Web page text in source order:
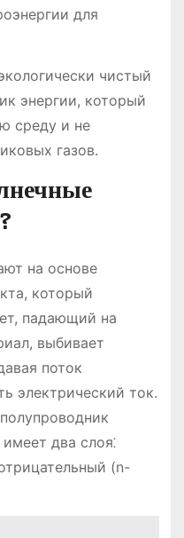
для
чистый
энергии, который
среду и не
газов.
на основе
который
падающий на
выбивает
поток
электрический ток.
два слоя⁚
(n-